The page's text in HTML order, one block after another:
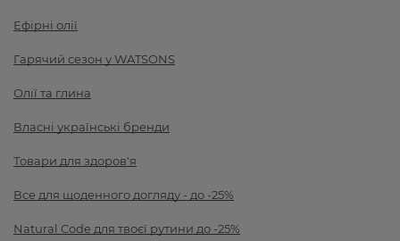
Ефірні олії
Гарячий сезон у WATSONS
Олії та глина
Власні українські бренди
Товари для здоров'я
Все для щоденного догляду - до -25%
Natural Code для твоєї рутини до -25%